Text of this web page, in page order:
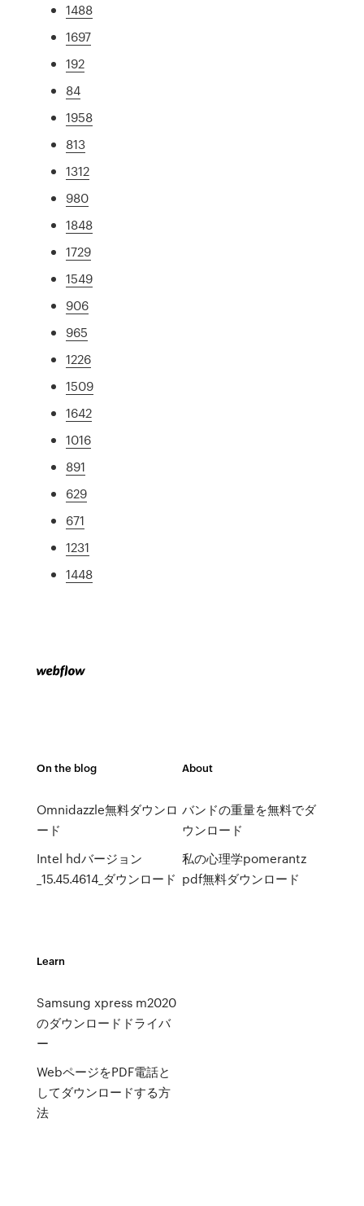
1488
1697
192
84
1958
813
1312
980
1848
1729
1549
906
965
1226
1509
1642
1016
891
629
671
1231
1448
On the blog
Omn​​idazzle無料ダウンロ
ード
Intel hdバージョン
_15.45.4614_ダウンロード
About
バンドの重量を無料でダ
ウンロード
私の心理学pomerantz
pdf無料ダウンロード
Learn
Samsung xpress m2020
のダウンロードドライバ
ー
WebページをPDF電話と
してダウンロードする方
法